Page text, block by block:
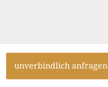
unverbindlich anfragen